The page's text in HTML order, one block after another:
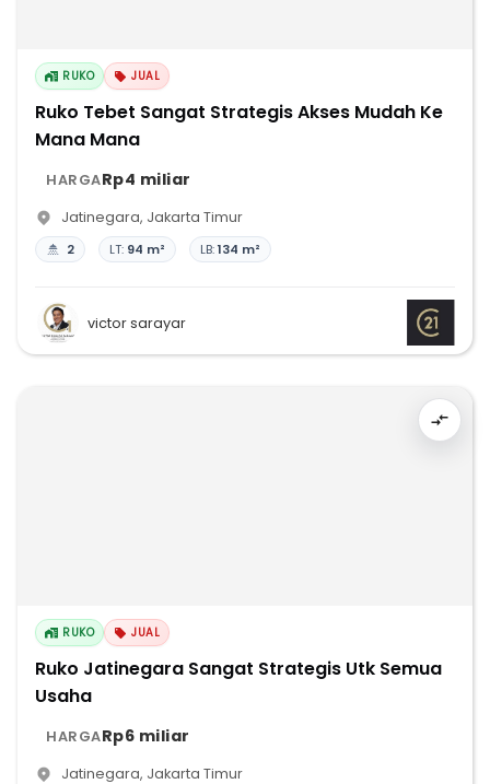
RUKO JUAL
Ruko Tebet Sangat Strategis Akses Mudah Ke
Mana Mana
HARGARp4 miliar
Jatinegara, Jakarta Timur
2 LT: 94 m² LB:134 m²
victor sarayar
RUKO JUAL
Ruko Jatinegara Sangat Strategis Utk Semua
Usaha
HARGARp6 miliar
Jatinegara, Jakarta Timur